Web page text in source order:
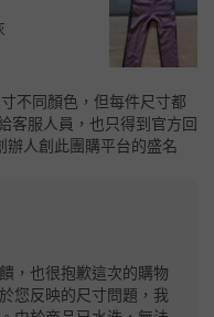
不同顏色，但每件尺寸都
客服人員，也只得到官方回
辦人創此團購平台的盛名
，也很抱歉這次的購物
您反映的尺寸問題，我